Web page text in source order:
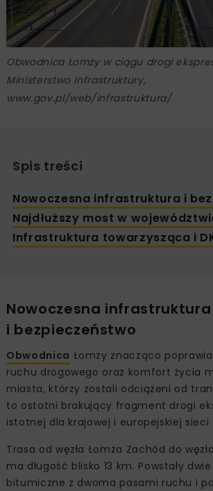
Obwodnica Łomży w ciągu drogi
Ministerstwo Infrastruktury,
www.gov.pl/web/infrastruktura/
Spis treści
Nowoczesna infrastruktura i
Najdłuższy most w
Infrastruktura towarzysząca i
Nowoczesna infrastruktura
i bezpieczeństwo
Obwodnica Łomży znacząco
ruchu drogowego oraz komfort życia
miasta, którzy zostali odciążeni od
to ostatni brakujący fragment drogi
istotnej dla krajowej i europejskiej
Trasa od węzła Łomża Zachód do
ma długość blisko 13 km. Powstały
bitumiczne z dwoma pasami ruchu i